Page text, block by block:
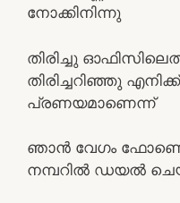
നോക്കിനിന്നു
തിരിച്ചു
തിരിച്ചറിഞ്ഞു
പ്രണയമാണെന്ന്
ഞാന്‍ വേഗം
നമ്പറില്‍ ഡയല്‍